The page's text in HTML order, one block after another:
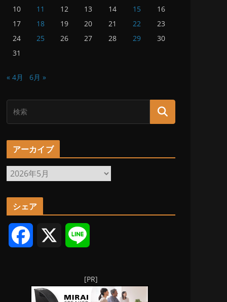
10
11 12 13 14 15
16
17
18 19 20 21 22
23
24
25 26 27 28 29
30
31
« 4月 6月 »
アーカイブ
ア
ー
カ
ブ
シェア
c n
[PR]